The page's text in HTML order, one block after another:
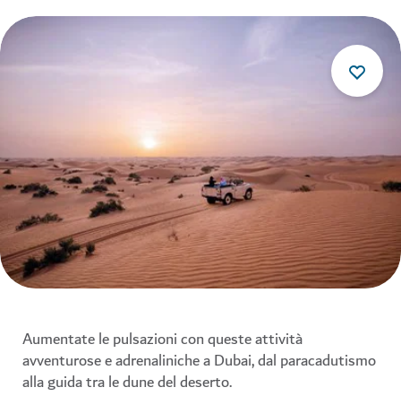
Aumentate le pulsazioni con queste attività
avventurose e adrenaliniche a Dubai, dal paracadutismo
alla guida tra le dune del deserto.